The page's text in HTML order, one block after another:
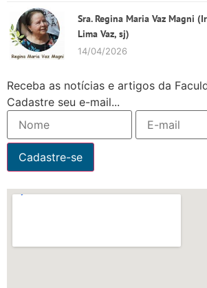
Sra. Regina Maria Vaz Magni
Lima Vaz, sj)
14/04/2026
Receba as notícias e artigos da
Cadastre seu e-mail...